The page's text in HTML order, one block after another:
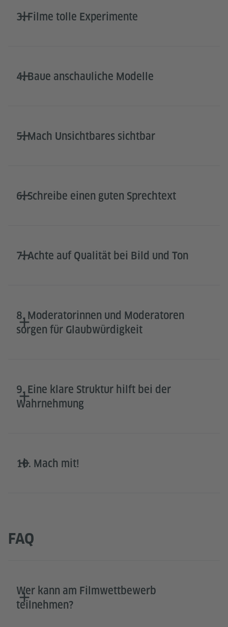
3. Filme tolle Experimente
4. Baue anschauliche Modelle
5. Mach Unsichtbares sichtbar
6. Schreibe einen guten Sprechtext
7. Achte auf Qualität bei Bild und Ton
8. Moderatorinnen und Moderatoren
sorgen für Glaubwürdigkeit
9. Eine klare Struktur hilft bei der
Wahrnehmung
10. Mach mit!
FAQ
Wer kann am Filmwettbewerb
teilnehmen?